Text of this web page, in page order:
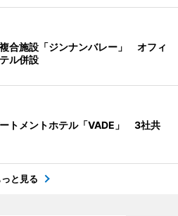
合施設「ジンナンバレー」 オフィ
ル併設
トメントホテル「VADE」 3社共
っと見る